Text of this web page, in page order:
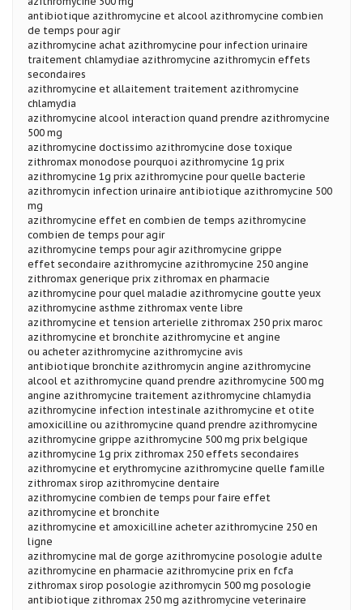
antibiotique azithromycine et alcool azithromycine combien
de temps pour agir
azithromycine achat azithromycine pour infection urinaire
traitement chlamydiae azithromycine azithromycin effets
secondaires
azithromycine et allaitement traitement azithromycine
chlamydia
azithromycine alcool interaction quand prendre azithromycine
500 mg
azithromycine doctissimo azithromycine dose toxique
zithromax monodose pourquoi azithromycine 1g prix
azithromycine 1g prix azithromycine pour quelle bacterie
azithromycin infection urinaire antibiotique azithromycine 500
mg
azithromycine effet en combien de temps azithromycine
combien de temps pour agir
azithromycine temps pour agir azithromycine grippe
effet secondaire azithromycine azithromycine 250 angine
zithromax generique prix zithromax en pharmacie
azithromycine pour quel maladie azithromycine goutte yeux
azithromycine asthme zithromax vente libre
azithromycine et tension arterielle zithromax 250 prix maroc
azithromycine et bronchite azithromycine et angine
ou acheter azithromycine azithromycine avis
antibiotique bronchite azithromycin angine azithromycine
alcool et azithromycine quand prendre azithromycine 500 mg
angine azithromycine traitement azithromycine chlamydia
azithromycine infection intestinale azithromycine et otite
amoxicilline ou azithromycine quand prendre azithromycine
azithromycine grippe azithromycine 500 mg prix belgique
azithromycine 1g prix zithromax 250 effets secondaires
azithromycine et erythromycine azithromycine quelle famille
zithromax sirop azithromycine dentaire
azithromycine combien de temps pour faire effet
azithromycine et bronchite
azithromycine et amoxicilline acheter azithromycine 250 en
ligne
azithromycine mal de gorge azithromycine posologie adulte
azithromycine en pharmacie azithromycine prix en fcfa
zithromax sirop posologie azithromycin 500 mg posologie
antibiotique zithromax 250 mg azithromycine veterinaire